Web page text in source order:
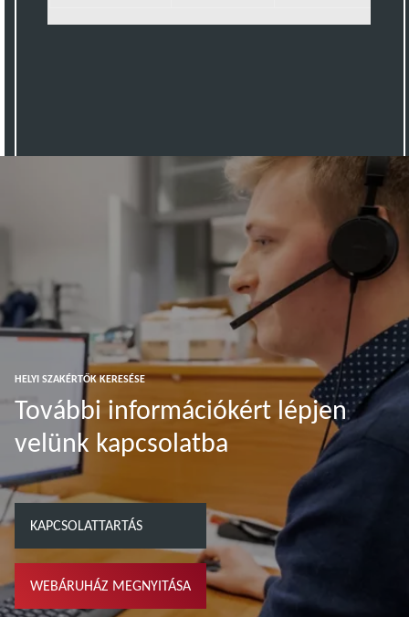
HELYI SZAKÉRTŐK KERESÉSE
További információkért lépjen
velünk kapcsolatba
KAPCSOLATTARTÁS
WEBÁRUHÁZ MEGNYITÁSA